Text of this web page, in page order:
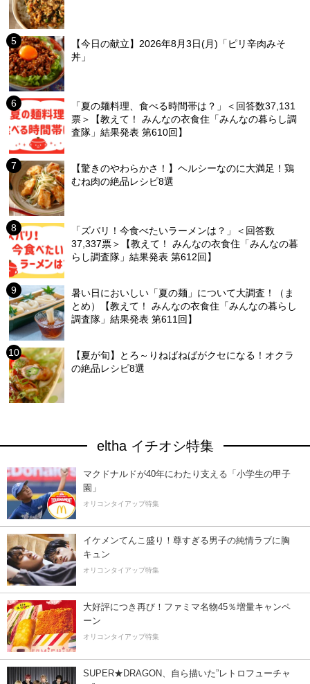
【今日の献立】2026年8月3日(月)「ピリ辛肉みそ
丼」
「夏の麺料理、食べる時間帯は？」＜回答数37,131
票＞【教えて！ みんなの衣食住「みんなの暮らし調
査隊」結果発表 第610回】
【驚きのやわらかさ！】ヘルシーなのに大満足！鶏
むね肉の絶品レシピ8選
「ズバリ！今食べたいラーメンは？」＜回答数
37,337票＞【教えて！ みんなの衣食住「みんなの暮
らし調査隊」結果発表 第612回】
暑い日においしい「夏の麺」について大調査！（ま
とめ）【教えて！ みんなの衣食住「みんなの暮らし
調査隊」結果発表 第611回】
【夏が旬】とろ～りねばねばがクセになる！オクラ
の絶品レシピ8選
eltha イチオシ特集
マクドナルドが40年にわたり支える「小学生の甲子
園」
オリコンタイアップ特集
イケメンてんこ盛り！尊すぎる男子の純情ラブに胸
キュン
オリコンタイアップ特集
大好評につき再び！ファミマ名物45％増量キャンペ
ーン
オリコンタイアップ特集
SUPER★DRAGON、自ら描いた”レトロフューチャ